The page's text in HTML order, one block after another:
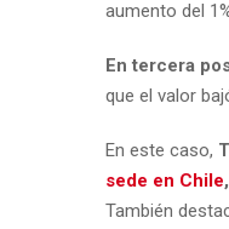
aumento del
En tercera
que el valor
En este caso,
sede en Chile
También